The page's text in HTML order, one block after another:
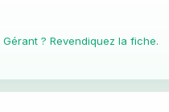
Gérant ? Revendiquez la fiche.